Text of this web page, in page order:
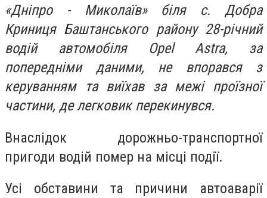
«Дніпро - Миколаїв» біля с. Добра
Криниця Баштанського району 28-річний
водій автомобіля Opel Astra, за
попередніми даними, не впорався з
керуванням та виїхав за межі проїзної
частини, де легковик перекинувся.
Внаслідок дорожньо-транспортної
пригоди водій помер на місці події.
Усі обставини та причини автоаварії